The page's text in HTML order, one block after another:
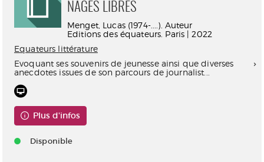
NAGES LIBRES
Menget, Lucas (1974-....). Auteur
Editions des équateurs. Paris | 2022
Equateurs littérature
Evoquant ses souvenirs de jeunesse ainsi que diverses
anecdotes issues de son parcours de journalist...
Plus d'infos
Disponible